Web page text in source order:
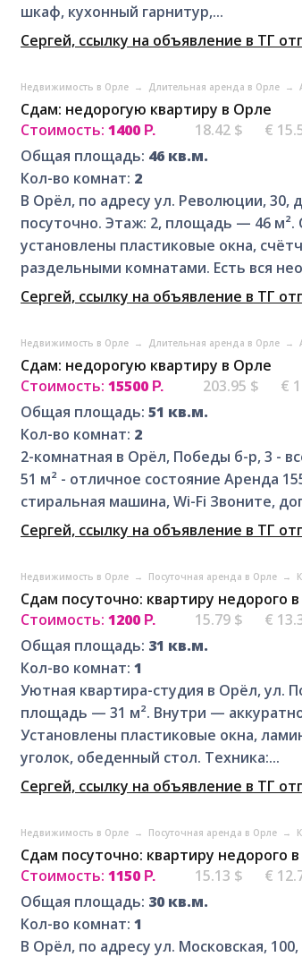
шкаф, кухонный гарнитур,...
Сергей, ссылку на объявление в ТГ
Недвижимость в Орле → Длительная аренда в Орле →
Сдам: недорогую квартиру в Орле
Стоимость: 1400 Р. 18.42 $
€
Общая площадь: 46 кв.м.
Кол-во комнат: 2
В Орёл, по адресу ул. Революции, 30,
посуточно. Этаж: 2, площадь — 46
установлены пластиковые окна,
раздельными комнатами. Есть вся
Сергей, ссылку на объявление в ТГ
Недвижимость в Орле → Длительная аренда в Орле →
Сдам: недорогую квартиру в Орле
Стоимость: 15500 Р. 203.95 $
€
Общая площадь: 51 кв.м.
Кол-во комнат: 2
2-комнатная в Орёл, Победы б-р, 3 -
51 м² - отличное состояние Аренда
стиральная машина, Wi-Fi Звоните,
Сергей, ссылку на объявление в ТГ
Недвижимость в Орле → Посуточная аренда в Орле →
Сдам посуточно: квартиру недорого
Стоимость: 1200 Р. 15.79 $
€
Общая площадь: 31 кв.м.
Кол-во комнат: 1
Уютная квартира-студия в Орёл, ул.
площадь — 31 м². Внутри —
Установлены пластиковые окна,
уголок, обеденный стол. Техника:...
Сергей, ссылку на объявление в ТГ
Недвижимость в Орле → Посуточная аренда в Орле →
Сдам посуточно: квартиру недорого
Стоимость: 1150 Р. 15.13 $
€
Общая площадь: 30 кв.м.
Кол-во комнат: 1
В Орёл, по адресу ул. Московская,